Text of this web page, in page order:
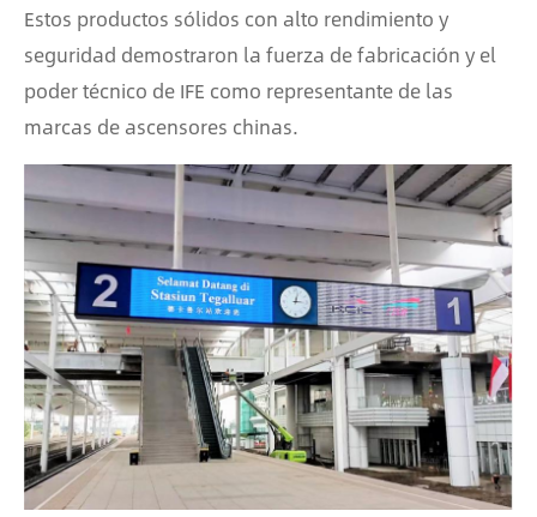
Estos productos sólidos con alto rendimiento y
seguridad demostraron la fuerza de fabricación y el
poder técnico de IFE como representante de las
marcas de ascensores chinas.